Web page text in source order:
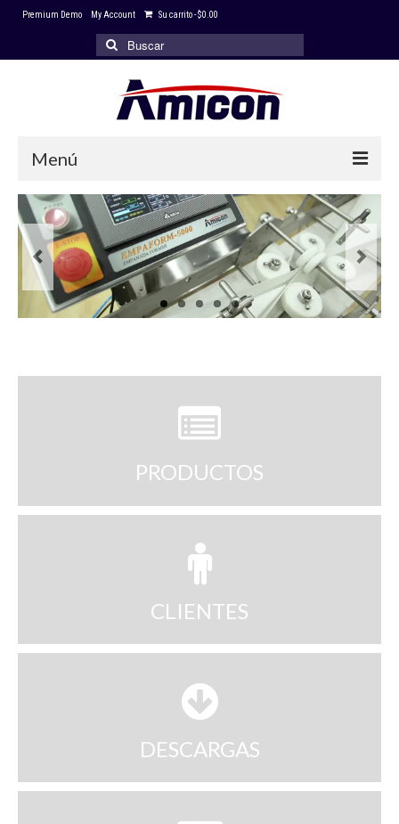
Premium Demo My Account Su carrito-$0.00
Buscar
por:
Menú
Inicio
Portafolio
Productos
Servicio Técnico
Nuestra empresaPRODUCTOS
CLIENTES
DESCARGAS